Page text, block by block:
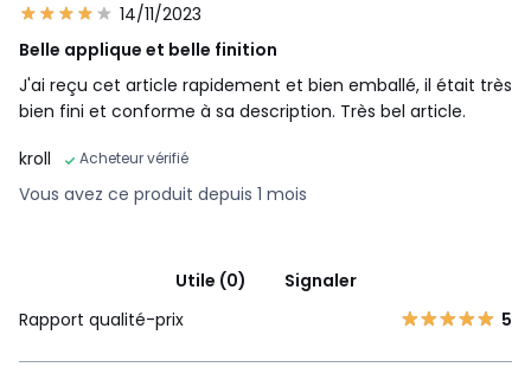
14/11/2023
Belle applique et belle finition
J'ai reçu cet article rapidement et bien emballé, il était très
bien fini et conforme à sa description. Très bel article.
kroll
Acheteur vérifié
Vous avez ce produit depuis 1 mois
Utile (0)
Signaler
Rapport qualité-prix
5